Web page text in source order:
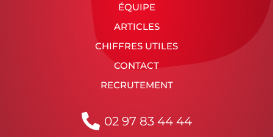
ÉQUIPE
ARTICLES
CHIFFRES UTILES
CONTACT
RECRUTEMENT
02 97 83 44 44